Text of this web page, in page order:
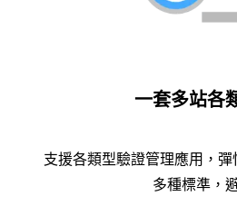
一套多站各
支援各類型驗證管理應用，彈
多種標準，